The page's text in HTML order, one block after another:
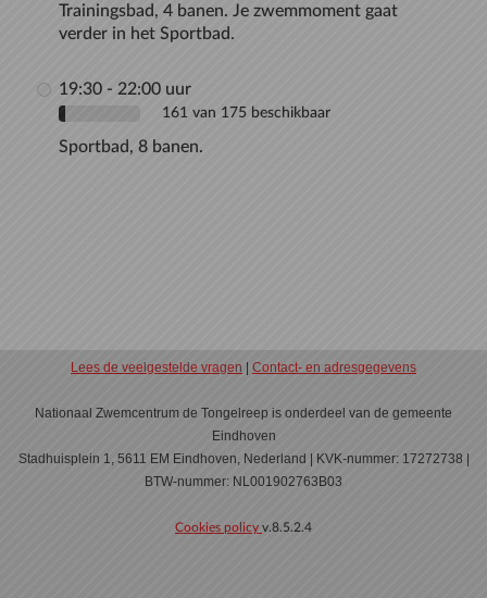
Trainingsbad, 4 banen. Je zwemmoment gaat
verder in het Sportbad.
19:30 - 22:00 uur
161 van 175 beschikbaar
Sportbad, 8 banen.
Lees de veelgestelde vragen | Contact- en adresgegevens
Nationaal Zwemcentrum de Tongelreep is onderdeel van de gemeente
Eindhoven
Stadhuisplein 1, 5611 EM Eindhoven, Nederland | KVK-nummer: 17272738 |
BTW-nummer: NL001902763B03
Cookies policy v.8.5.2.4